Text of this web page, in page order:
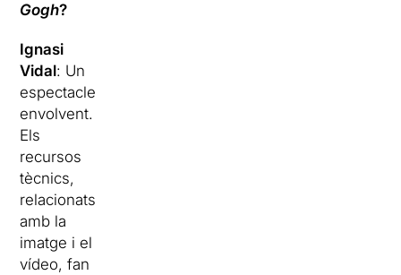
Gogh?
Ignasi
Vidal: Un
espectacle
envolvent.
Els
recursos
tècnics,
relacionats
amb la
imatge i el
vídeo, fan